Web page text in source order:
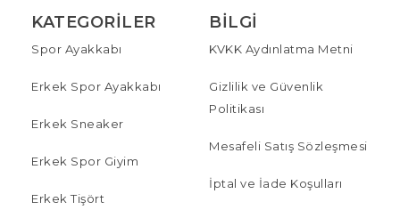
KATEGORILER
Spor Ayakkabı
Erkek Spor Ayakkabı
Erkek Sneaker
Erkek Spor Giyim
Erkek Tişört
BILGI
KVKK Aydınlatma Metni
Gizlilik ve Güvenlik
Politikası
Mesafeli Satış Sözleşmesi
İptal ve İade Koşulları